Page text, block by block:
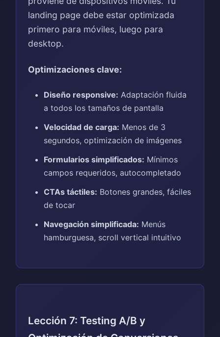
landing page debe estar optimizada
primero para móviles, luego para
desktop.
Optimizaciones clave:
Diseño responsive: Adaptación fluida
a todos los tamaños de pantalla
Velocidad de carga: Menos de 3
segundos, optimización de imágenes
Formularios simplificados: Mínimos
campos requeridos, autocompletado
CTAs táctiles: Botones grandes, fáciles
de tocar
Navegación simplificada: Menús
hamburguesa, scroll vertical intuitivo
Lección 7: Testing A/B y